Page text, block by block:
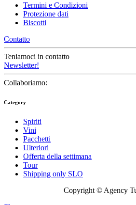
Termini e Condizioni
Protezione dati
Biscotti
Contatto
Teniamoci in contatto
Newsletter!
Collaboriamo:
Category
Spiriti
Vini
Pacchetti
Ulteriori
Offerta della settimana
Tour
Shipping only SLO
Copyright © Agency